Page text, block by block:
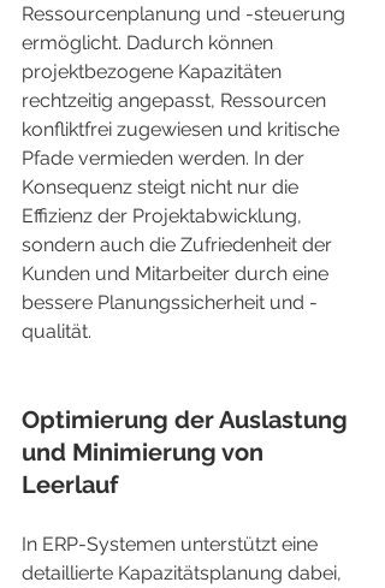
Ressourcenplanung und -steuerung
ermöglicht. Dadurch können
projektbezogene Kapazitäten
rechtzeitig angepasst, Ressourcen
konfliktfrei zugewiesen und kritische
Pfade vermieden werden. In der
Konsequenz steigt nicht nur die
Effizienz der Projektabwicklung,
sondern auch die Zufriedenheit der
Kunden und Mitarbeiter durch eine
bessere Planungssicherheit und -
qualität.
Optimierung der Auslastung
und Minimierung von
Leerlauf
In ERP-Systemen unterstützt eine
detaillierte Kapazitätsplanung dabei,